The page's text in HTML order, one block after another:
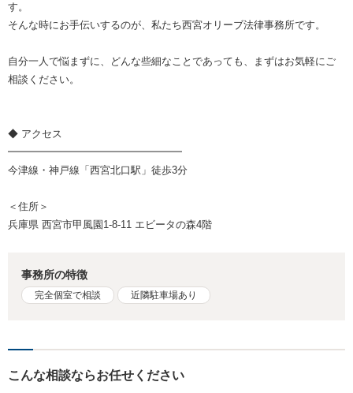
す。
そんな時にお手伝いするのが、私たち西宮オリーブ法律事務所です。
自分一人で悩まずに、どんな些細なことであっても、まずはお気軽にご
相談ください。
◆ アクセス
━━━━━━━━━━━━━━━━━
今津線・神戸線「西宮北口駅」徒歩3分
＜住所＞
兵庫県 西宮市甲風園1-8-11 エビータの森4階
事務所の特徴
完全個室で相談 近隣駐車場あり
こんな相談ならお任せください